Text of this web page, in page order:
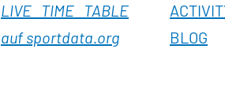
LIVE TIME TABLE
auf sportdata.org
BLOG